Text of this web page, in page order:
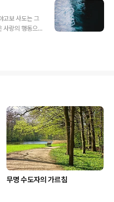
이 성상은 성인
받은 것이다.
즉 마음을 태우
질은 냉정함에
고보 사도는 그
사랑의 행동으
에 깊이 새기
니다.”(야고보
그것을 행동
습니까? 그런 믿
떤 형제나 자매가
러분 가운데 누
무명 수도자의 가르침